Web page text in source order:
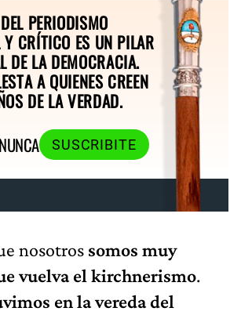
PERIODISMO
Y CRÍTICO ES UN PILAR
DE LA DEMOCRACIA.
A QUIENES CREEN
DE LA VERDAD.
SUSCRIBITE
nosotros somos muy
vuelva el kirchnerismo.
en la vereda del